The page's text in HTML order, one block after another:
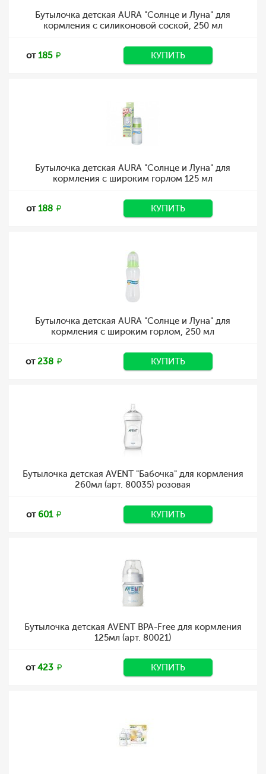
Бутылочка детская AURA "Солнце и Луна" для
кормления с силиконовой соской, 250 мл
от185 КУПИТЬ
Бутылочка детская AURA "Солнце и Луна" для
кормления с широким горлом 125 мл
от188 КУПИТЬ
Бутылочка детская AURA "Солнце и Луна" для
кормления с широким горлом, 250 мл
от238 КУПИТЬ
Бутылочка детская AVENT "Бабочка" для кормления
260мл (арт. 80035) розовая
от601 КУПИТЬ
Бутылочка детская AVENT BPA-Free для кормления
125мл (арт. 80021)
от423 КУПИТЬ